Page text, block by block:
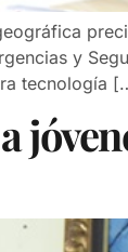
y
tecnología